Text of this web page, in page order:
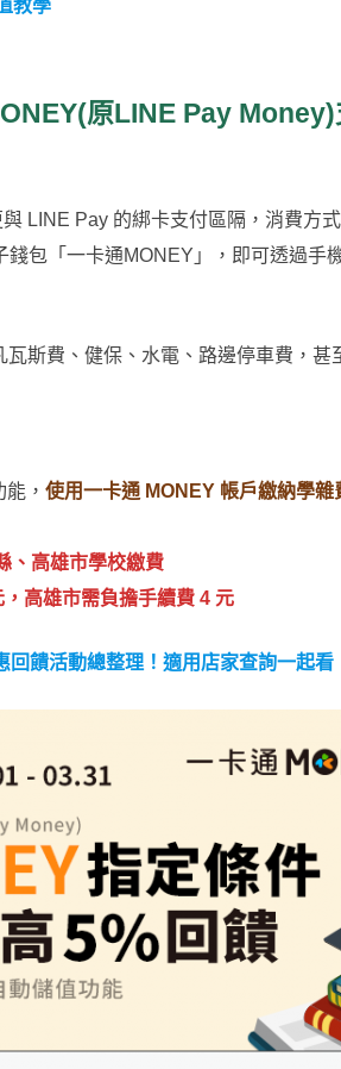
教學
原LINE Pay Money)
LINE Pay 的綁卡支付區隔，消費方
包「一卡通MONEY」，即可透過手
斯費、健保、水電、路邊停車費，甚
， 使用一卡通 MONEY 帳戶繳納學雜
、高雄市學校繳費
高雄市需負擔手續費 4 元
回饋活動總整理！適用店家查詢一起看